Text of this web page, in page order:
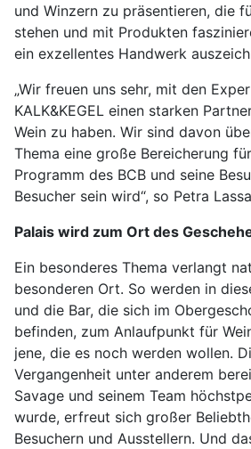
und Winzern zu präsentieren, die
stehen und mit Produkten
ein exzellentes Handwerk
„Wir freuen uns sehr, mit den
KALK&KEGEL einen starken
Wein zu haben. Wir sind davon
Thema eine große Bereicherung
Programm des BCB und seine
Besucher sein wird“, so Petra
Palais wird zum Ort des
Ein besonderes Thema verlangt
besonderen Ort. So werden in
und die Bar, die sich im
befinden, zum Anlaufpunkt für
jene, die es noch werden wollen.
Vergangenheit unter anderem
Savage und seinem Team
wurde, erfreut sich großer
Besuchern und Ausstellern. Und